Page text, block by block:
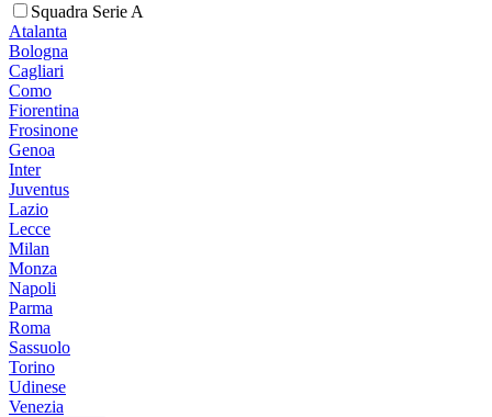
Squadra Serie A
Atalanta
Bologna
Cagliari
Como
Fiorentina
Frosinone
Genoa
Inter
Juventus
Lazio
Lecce
Milan
Monza
Napoli
Parma
Roma
Sassuolo
Torino
Udinese
Venezia